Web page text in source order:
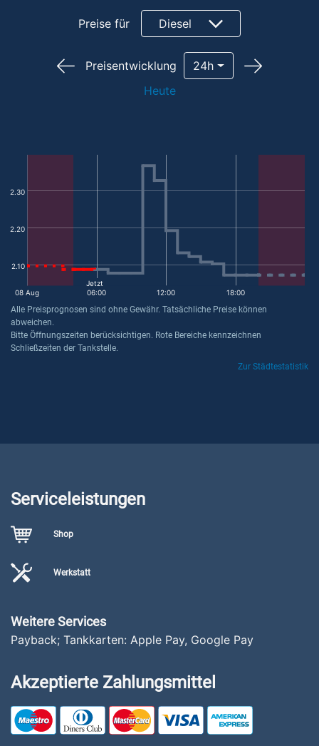
Preise für Diesel
Preisentwicklung
24h
Heute
2.10
2.20
2.30
08 Aug 06:00 12:00 18:00
Jetzt
Alle Preisprognosen sind ohne Gewähr. Tatsächliche Preise können
abweichen.
Bitte Öffnungszeiten berücksichtigen. Rote Bereiche kennzeichnen
Schließzeiten der Tankstelle.
Zur Städtestatistik
Serviceleistungen
Shop
Werkstatt
Weitere Services
Payback; Tankkarten: Apple Pay, Google Pay
Akzeptierte Zahlungsmittel